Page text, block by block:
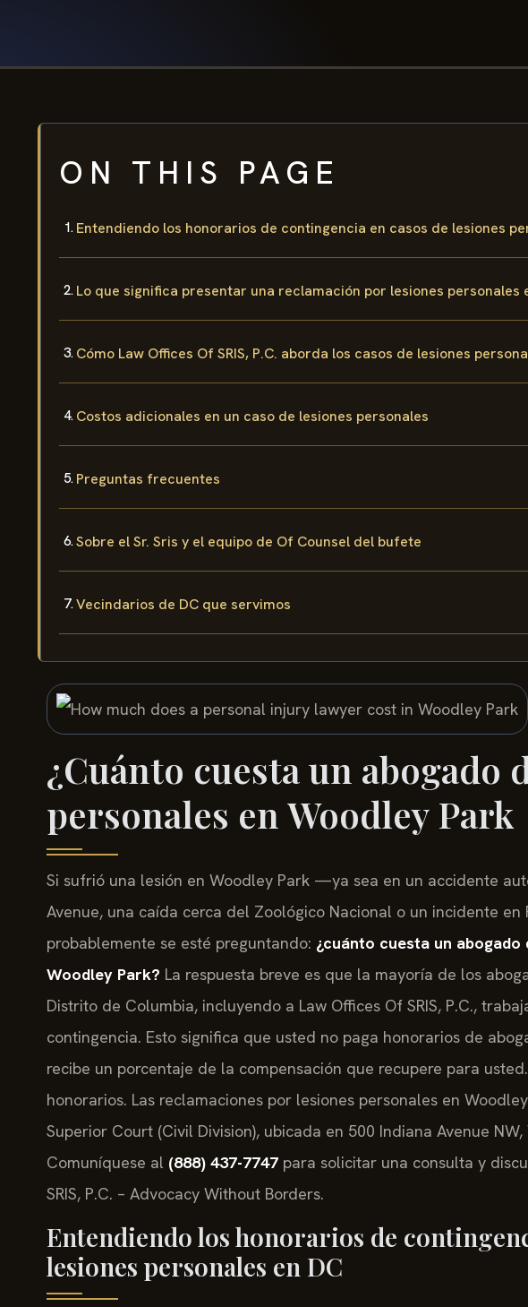
ON THIS PAGE
Entendiendo los honorarios de contingencia en casos de lesiones
Lo que significa presentar una reclamación por lesiones personales
Cómo Law Offices Of SRIS, P.C. aborda los casos de lesiones
Costos adicionales en un caso de lesiones personales
Preguntas frecuentes
Sobre el Sr. Sris y el equipo de Of Counsel del bufete
Vecindarios de DC que servimos
¿Cuánto cuesta un abogado
personales en Woodley Park
Si sufrió una lesión en Woodley Park —ya sea en un accidente
Avenue, una caída cerca del Zoológico Nacional o un incidente
probablemente se esté preguntando: ¿cuánto cuesta un
Woodley Park? La respuesta breve es que la mayoría de los
Distrito de Columbia, incluyendo a Law Offices Of SRIS, P.C.,
contingencia. Esto significa que usted no paga honorarios de
recibe un porcentaje de la compensación que recupere para
honorarios. Las reclamaciones por lesiones personales en
Superior Court (Civil Division), ubicada en 500 Indiana Avenue
Comuníquese al (888) 437-7747 para solicitar una consulta y
SRIS, P.C. – Advocacy Without Borders.
Entendiendo los honorarios de
lesiones personales en DC